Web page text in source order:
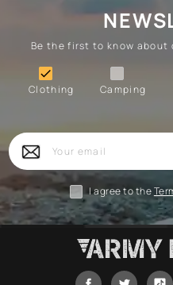
Be the first to know about
Camping
Clothing

Clothing
Your
email
I agree to the
FacebookTwitter